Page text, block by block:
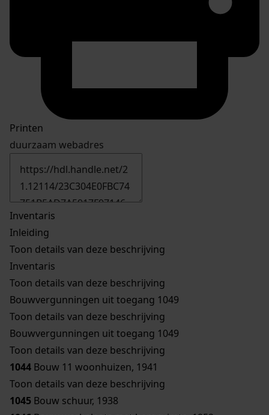
Printen
duurzaam webadres
Inventaris
Inleiding
Toon details van deze beschrijving
Inventaris
Toon details van deze beschrijving
Bouwvergunningen uit toegang 1049
Toon details van deze beschrijving
Bouwvergunningen uit toegang 1049
Toon details van deze beschrijving
1044 Bouw 11 woonhuizen, 1941
Toon details van deze beschrijving
1045 Bouw schuur, 1938